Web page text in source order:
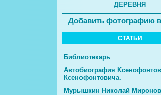
ДЕРЕВНЯ
Добавить фотографию
СТАТЬИ
Библиотекарь
Автобиография
Ксенофонтовича.
Мурышкин Николай